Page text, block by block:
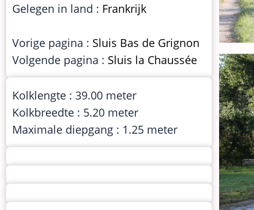
Gelegen in land : Frankrijk
Vorige pagina : Sluis Bas de Grignon
Volgende pagina : Sluis la Chaussée
Kolklengte : 39.00 meter
Kolkbreedte : 5.20 meter
Maximale diepgang : 1.25 meter